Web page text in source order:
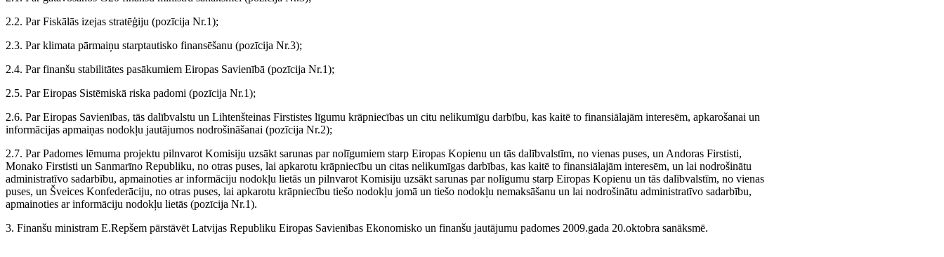
2.2. Par Fiskālās izejas stratēģiju (pozīcija Nr.1);
2.3. Par klimata pārmaiņu starptautisko finansēšanu (pozīcija Nr.3);
2.4. Par finanšu stabilitātes pasākumiem Eiropas Savienībā (pozīcija Nr.1);
2.5. Par Eiropas Sistēmiskā riska padomi (pozīcija Nr.1);
2.6. Par Eiropas Savienības, tās dalībvalstu un Lihtenšteinas Firstistes līgumu krāpniecības un citu nelikumīgu darbību, kas kaitē to finansiālajām interesēm, apkarošanai un
informācijas apmaiņas nodokļu jautājumos nodrošināšanai (pozīcija Nr.2);
2.7. Par Padomes lēmuma projektu pilnvarot Komisiju uzsākt sarunas par nolīgumiem starp Eiropas Kopienu un tās dalībvalstīm, no vienas puses, un Andoras Firstisti,
Monako Firstisti un Sanmarīno Republiku, no otras puses, lai apkarotu krāpniecību un citas nelikumīgas darbības, kas kaitē to finansiālajām interesēm, un lai nodrošinātu
administratīvo sadarbību, apmainoties ar informāciju nodokļu lietās un pilnvarot Komisiju uzsākt sarunas par nolīgumu starp Eiropas Kopienu un tās dalībvalstīm, no vienas
puses, un Šveices Konfederāciju, no otras puses, lai apkarotu krāpniecību tiešo nodokļu jomā un tiešo nodokļu nemaksāšanu un lai nodrošinātu administratīvo sadarbību,
apmainoties ar informāciju nodokļu lietās (pozīcija Nr.1).
3. Finanšu ministram E.Repšem pārstāvēt Latvijas Republiku Eiropas Savienības Ekonomisko un finanšu jautājumu padomes 2009.gada 20.oktobra sanāksmē.